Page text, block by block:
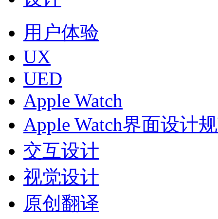
用户体验
UX
UED
Apple Watch
Apple Watch界面设计
交互设计
视觉设计
原创翻译